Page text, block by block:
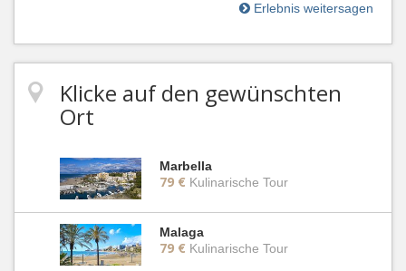
Erlebnis weitersagen
Klicke auf den gewünschten
Ort
Marbella
79 € Kulinarische Tour
Malaga
79 € Kulinarische Tour